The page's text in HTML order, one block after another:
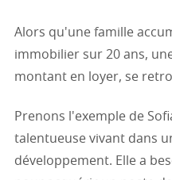
Alors qu'une famille
immobilier sur 20 ans,
montant en loyer, se
Prenons l'exemple de
talentueuse vivant dans
développement. Elle a